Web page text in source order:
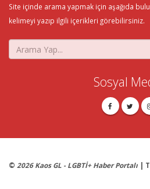
Site içinde arama yapmak için aşağıda
kelimeyi yazıp ilgili içerikleri görebilirsiniz.
Sosyal
© 2026 Kaos GL - LGBTİ+ Haber Portalı |